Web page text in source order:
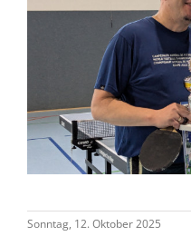
Sonntag, 12. Oktober 2025